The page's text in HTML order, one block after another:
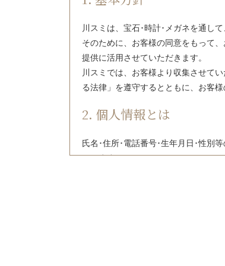
川スミは、宝石･時計･メガネを通し
そのために、お客様の同意をもって
提供に活用させていただきます。
川スミでは、お客様より収集させて
る法律」を遵守するとともに、お客
2. 個人情報とは
氏名･住所･電話番号･生年月日･性別
いいます。